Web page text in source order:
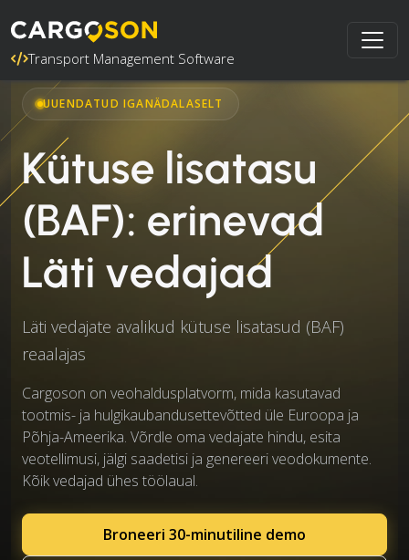
Transport Management Software
UUENDATUD IGANÄDALASELT
Kütuse lisatasu
(BAF): erinevad
Läti vedajad
Läti vedajate avalikud kütuse lisatasud (BAF)
reaalajas
Cargoson on veohaldusplatvorm, mida kasutavad
tootmis- ja hulgikaubandusettevõtted üle Euroopa ja
Põhja-Ameerika. Võrdle oma vedajate hindu, esita
veotellimusi, jälgi saadetisi ja genereeri veodokumente.
Kõik vedajad ühes töölaual.
Broneeri 30-minutiline demo